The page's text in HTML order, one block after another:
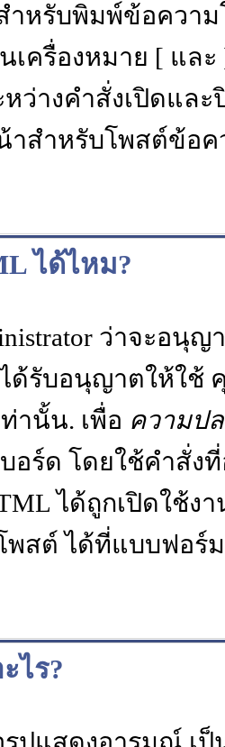
หรับพิมพ์ข้อความ
เครื่องหมาย [ แล
ว่างคำสั่งเปิดแล
าสำหรับโพสต์ข้อค
ได้ไหม?
ว่าจะอนุ
รับอนุญาตให้ใช้
านั้น. เพื่อ ความป
อร์ด โดยใช้คำสั่ง
ได้ถูกเปิดใช้
พสต์ ได้ที่แบบฟอร์
ไร?